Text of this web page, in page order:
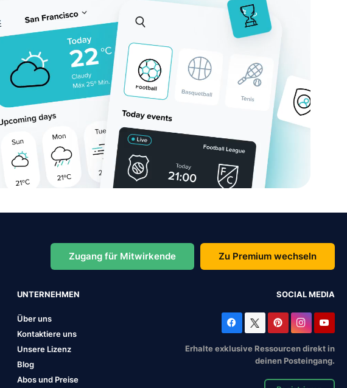
Zugang für Mitwirkende Zu Premium wechseln
UNTERNEHMEN
Über uns
Kontaktiere uns
Unsere Lizenz
Blog
Abos und Preise
SOCIAL MEDIA
Erhalte exklusive Ressourcen direkt in
deinen Posteingang.